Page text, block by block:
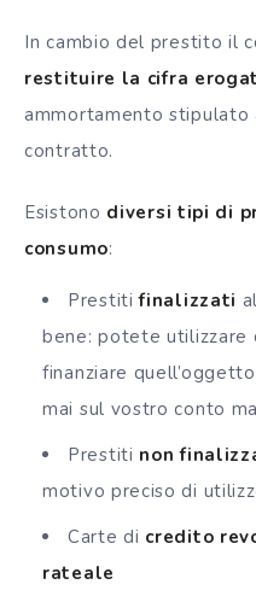
In cambio del prestito il
restituire la cifra
ammortamento
contratto.
Esistono diversi tipi di
consumo:
Prestiti finalizzati
bene: potete utilizzare
finanziare
mai sul vostro conto
Prestiti non
motivo preciso di
Carte di credito
rateale